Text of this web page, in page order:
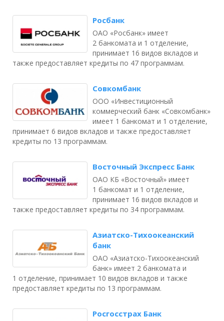
Росбанк
ОАО «Росбанк» имеет
2 банкомата и 1 отделение,
принимает 16 видов вкладов и
также предоставляет кредиты по 47 программам.
Совкомбанк
ООО «Инвестиционный
коммерческий банк «Совкомбанк»
имеет 1 банкомат и 1 отделение,
принимает 6 видов вкладов и также предоставляет
кредиты по 13 программам.
Восточный Экспресс Банк
ОАО КБ «Восточный» имеет
1 банкомат и 1 отделение,
принимает 16 видов вкладов и
также предоставляет кредиты по 34 программам.
Азиатско-Тихоокеанский
банк
ОАО «Азиатско-Тихоокеанский
банк» имеет 2 банкомата и
1 отделение, принимает 10 видов вкладов и также
предоставляет кредиты по 13 программам.
Росгосстрах Банк